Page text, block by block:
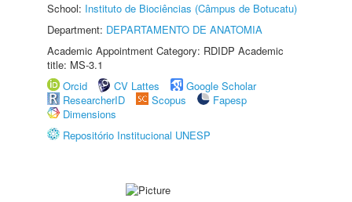
School: Instituto de Biociências (Câmpus de Botucatu)
Department: DEPARTAMENTO DE ANATOMIA
Academic Appointment Category: RDIDP Academic
title: MS-3.1
Orcid
CV Lattes
Google Scholar
ResearcherID
Scopus
Fapesp
Dimensions
Repositório Institucional UNESP